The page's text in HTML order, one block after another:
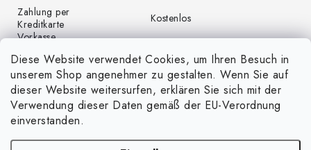
Diese Website verwendet Cookies, um Ihren Besuch in
unserem Shop angenehmer zu gestalten. Wenn Sie auf
dieser Website weitersurfen, erklären Sie sich mit der
Verwendung dieser Daten gemäß der EU-Verordnung
einverstanden.
Zahlung per
Kreditkarte
Kostenlos
Vorkasse
Zahlung per PayPal
Kostenlos
Nachnahme
€4,00